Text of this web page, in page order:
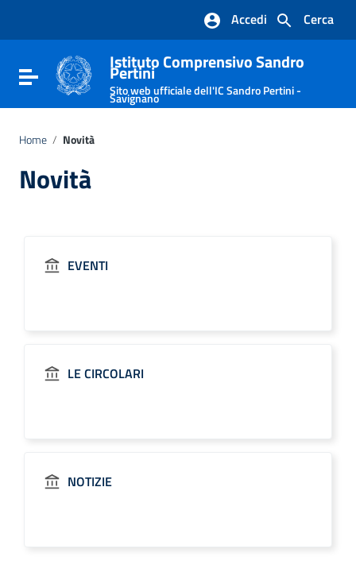
Vai al footer
Cerca
Accedi
Attiva / disattiva la navigazione
Istituto Comprensivo Sandro
Pertini
Sito web ufficiale dell'IC Sandro Pertini -
Savignano
Home / Novità
Novità
EVENTI
LE CIRCOLARI
NOTIZIE